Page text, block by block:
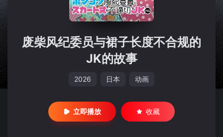
废柴风纪委员与裙子长度不合规的
JK的故事
2026 日本 动画
立即播放 收藏